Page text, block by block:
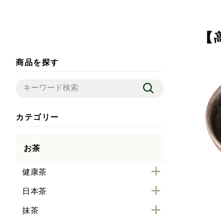
商品を探す
カテゴリー
お茶
健康茶
日本茶
抹茶